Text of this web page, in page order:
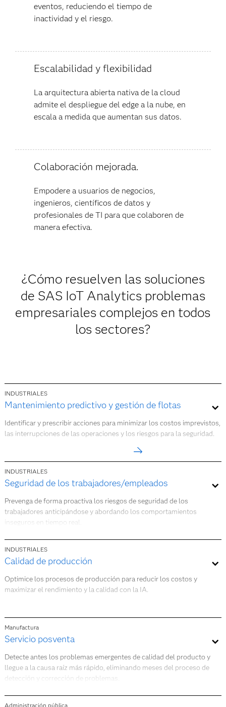
eventos, reduciendo el tiempo de
inactividad y el riesgo.
Escalabilidad y flexibilidad
La arquitectura abierta nativa de la cloud
admite el despliegue del edge a la nube, en
escala a medida que aumentan sus datos.
Colaboración mejorada.
Empodere a usuarios de negocios,
ingenieros, científicos de datos y
profesionales de TI para que colaboren de
manera efectiva.
¿Cómo resuelven las soluciones
de SAS IoT Analytics problemas
empresariales complejos en todos
los sectores?
INDUSTRIALES
Mantenimiento predictivo y gestión de flotas
Identificar y prescribir acciones para minimizar los costos imprevistos,
las interrupciones de las operaciones y los riesgos para la seguridad.
INDUSTRIALES
Seguridad de los trabajadores/empleados
Prevenga de forma proactiva los riesgos de seguridad de los
trabajadores anticipándose y abordando los comportamientos
inseguros en tiempo real.
Más información
INDUSTRIALES
Calidad de producción
Optimice los procesos de producción para reducir los costos y
maximizar el rendimiento y la calidad con la IA.
Más información
Manufactura
Servicio posventa
Detecte antes los problemas emergentes de calidad del producto y
llegue a la causa raíz más rápido, eliminando meses del proceso de
detección y corrección de problemas.
Más información
Administración pública